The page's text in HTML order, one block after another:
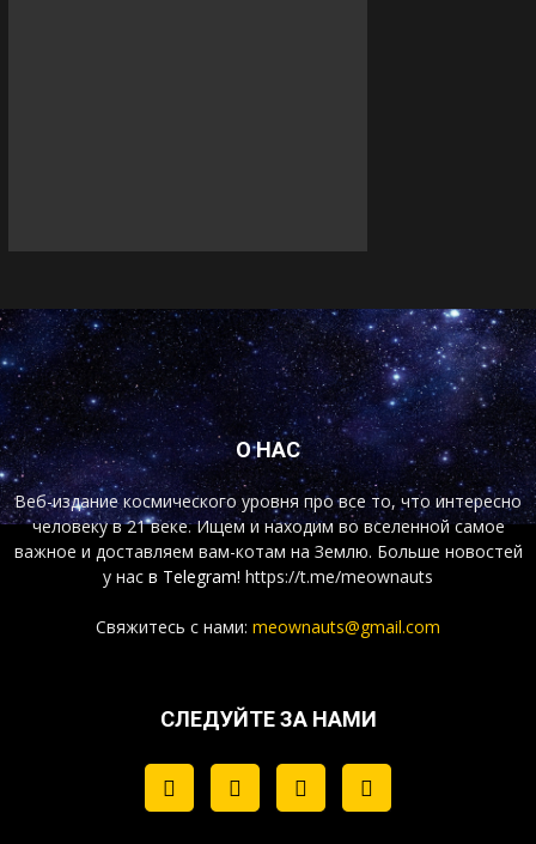
О НАС
Веб-издание космического уровня про все то, что интересно
человеку в 21 веке. Ищем и находим во вселенной самое
важное и доставляем вам-котам на Землю. Больше новостей
у нас в Telegram! https://t.me/meownauts
Свяжитесь с нами: meownauts@gmail.com
СЛЕДУЙТЕ ЗА НАМИ